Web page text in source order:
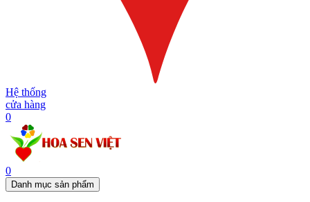
Hệ thống
cửa hàng
0
0
Danh mục sản phẩm